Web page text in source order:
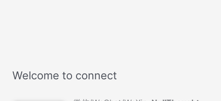
Welcome to connect